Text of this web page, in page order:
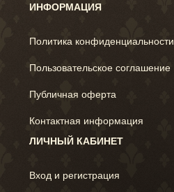
ИНФОРМАЦИЯ
Политика конфиденциальности
Пользовательское соглашение
Публичная оферта
Контактная информация
ЛИЧНЫЙ КАБИНЕТ
Вход и регистрация